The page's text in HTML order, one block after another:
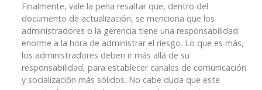
Finalmente, vale la pena resaltar que, dentro del
documento de actualización, se menciona que los
administradores o la gerencia tiene una responsabilidad
enorme a la hora de administrar el riesgo. Lo que es más,
los administradores deben ir más allá de su
responsabilidad, para establecer canales de comunicación
y socialización más sólidos. No cabe duda que este